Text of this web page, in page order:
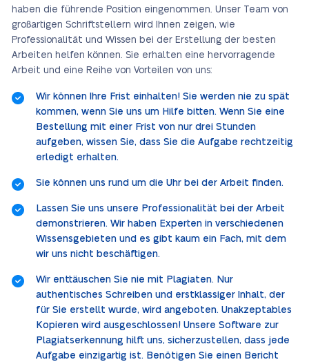
haben die führende Position eingenommen. Unser Team von
großartigen Schriftstellern wird Ihnen zeigen, wie
Professionalität und Wissen bei der Erstellung der besten
Arbeiten helfen können. Sie erhalten eine hervorragende
Arbeit und eine Reihe von Vorteilen von uns:
Wir können Ihre Frist einhalten! Sie werden nie zu spät
kommen, wenn Sie uns um Hilfe bitten. Wenn Sie eine
Bestellung mit einer Frist von nur drei Stunden
aufgeben, wissen Sie, dass Sie die Aufgabe rechtzeitig
erledigt erhalten.
Sie können uns rund um die Uhr bei der Arbeit finden.
Lassen Sie uns unsere Professionalität bei der Arbeit
demonstrieren. Wir haben Experten in verschiedenen
Wissensgebieten und es gibt kaum ein Fach, mit dem
wir uns nicht beschäftigen.
Wir enttäuschen Sie nie mit Plagiaten. Nur
authentisches Schreiben und erstklassiger Inhalt, der
für Sie erstellt wurde, wird angeboten. Unakzeptables
Kopieren wird ausgeschlossen! Unsere Software zur
Plagiatserkennung hilft uns, sicherzustellen, dass jede
Aufgabe einzigartig ist. Benötigen Sie einen Bericht